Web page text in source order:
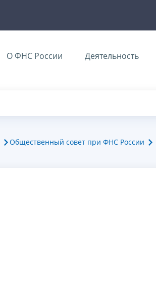
О ФНС России Деятельность
Общественный совет при ФНС России